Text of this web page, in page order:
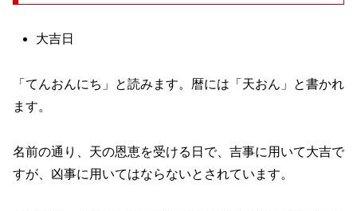
大吉日
「てんおんにち」と読みます。暦には「天おん」と書かれ
ます。
名前の通り、天の恩恵を受ける日で、吉事に用いて大吉で
すが、凶事に用いてはならないとされています。